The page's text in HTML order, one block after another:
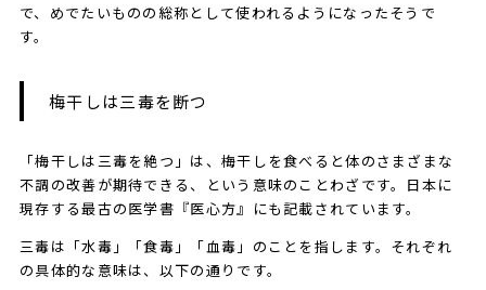
で、めでたいものの総称として使われるようになったそうで
す。
​​​梅干しは三毒を断つ
「梅干しは三毒を絶つ」は、梅干しを食べると体のさまざまな
不調の改善が期待できる、という意味のことわざです。日本に
現存する最古の医学書『医心方』にも記載されています。
三毒は「水毒」「食毒」「血毒」のことを指します。それぞれ
の具体的な意味は、以下の通りです。